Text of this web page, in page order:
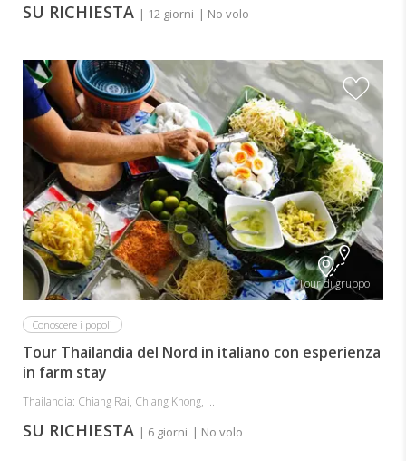
SU RICHIESTA | 12 giorni | No volo
Tour di gruppo
Conoscere i popoli
Tour Thailandia del Nord in italiano con esperienza
in farm stay
Thailandia: Chiang Rai, Chiang Khong, ...
SU RICHIESTA | 6 giorni | No volo